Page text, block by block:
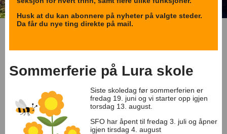
Husk at du kan abonnere på nyheter på valgte steder.
Da får du nye ting direkte på mail.
Sommerferie på Lura skole
Siste skoledag før sommerferien er
fredag 19. juni og vi starter opp igjen
torsdag 13. august.
SFO har åpent til fredag 3. juli og åpner
igjen tirsdag 4. august